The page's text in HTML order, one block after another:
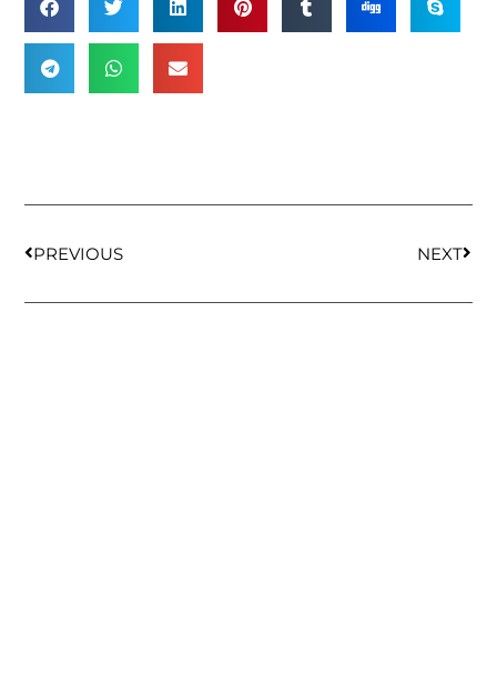
PREVIOUS NEXT